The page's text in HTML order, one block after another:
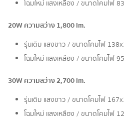
โฉมใหม่ แสงเหลือง / ขนาดโคมไฟ
20W ความสว่าง 1,800 lm.
รุ่นเดิม แสงขาว / ขนาดโคมไฟ
โฉมใหม่ แสงเหลือง / ขนาดโคมไฟ
30W ความสว่าง 2,700 lm.
รุ่นเดิม แสงขาว / ขนาดโคมไฟ
โฉมใหม่ แสงเหลือง / ขนาดโคมไฟ